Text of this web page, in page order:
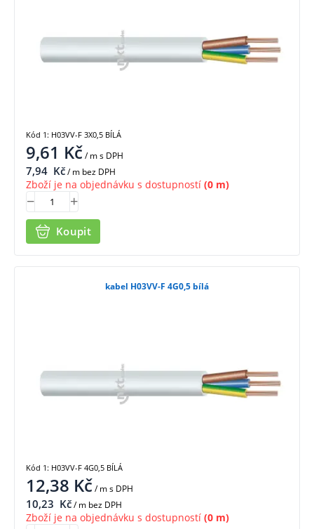
9,61 Kč/ ms DPH
7,94 Kč/ m bez DPH
Zboží je na objednávku s dostupností (0 m)
Koupit
Kód 1: H03VV-F 3X0,5 BÍLÁ
kabel H03VV-F 4G0,5 bílá
12,38 Kč/ ms DPH
10,23 Kč/ m bez DPH
Zboží je na objednávku s dostupností (0 m)
Kód 1: H03VV-F 4G0,5 BÍLÁ